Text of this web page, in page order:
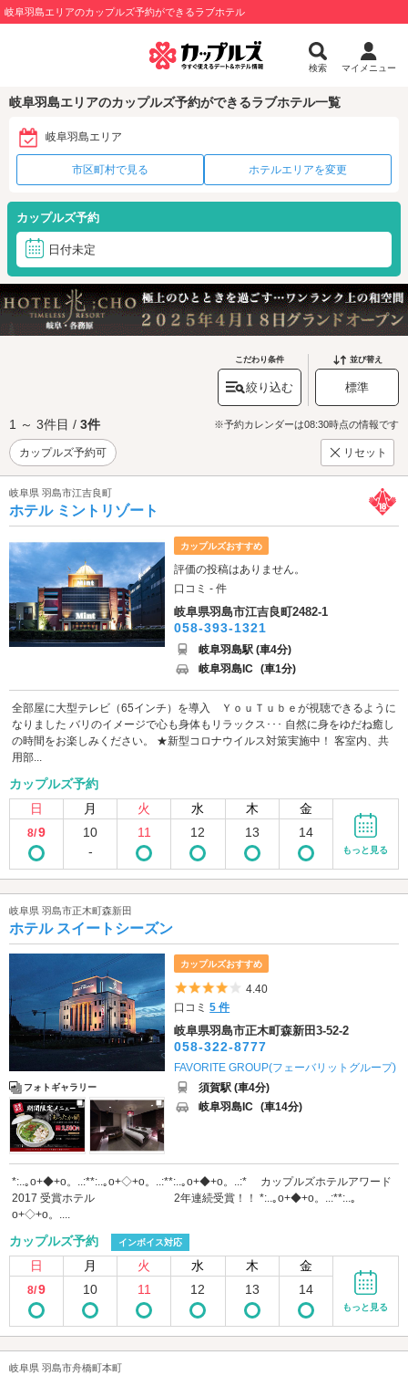
岐阜羽島エリアのカップルズ予約ができるラブホテル
検索 マイメニュー
岐阜羽島エリアのカップルズ予約ができるラブホテル一覧
岐阜羽島エリア
市区町村で見る ホテルエリアを変更
カップルズ予約
日付未定
こだわり条件
絞り込む
並び替え
標準
1 ～ 3件目 / 3件 ※予約カレンダーは08:30時点の情報です
カップルズ予約可 リセット
岐阜県 羽島市江吉良町
ホテル ミントリゾート
カップルズおすすめ
評価の投稿はありません。
口コミ - 件
岐阜県羽島市江吉良町2482-1
058-393-1321
岐阜羽島駅 (車4分)
岐阜羽島IC (車1分)
全部屋に大型テレビ（65インチ）を導入 ＹｏｕＴｕｂｅが視聴できるように
なりました バリのイメージで心も身体もリラックス･･･ 自然に身をゆだね癒し
の時間をお楽しみください。 ★新型コロナウイルス対策実施中！ 客室内、共
用部...
カップルズ予約
日
月 火 水 木 金
8/9
10
-
11 12 13 14
もっと見る
岐阜県 羽島市正木町森新田
ホテル スイートシーズン
フォトギャラリー
カップルズおすすめ
5つ星のうち4
4.40
口コミ5 件
岐阜県羽島市正木町森新田3-52-2
058-322-8777
FAVORITE GROUP(フェーバリットグループ)
須賀駅 (車4分)
岐阜羽島IC (車14分)
*:..｡o+◆+o。..:**:..｡o+◇+o。..:**:..｡o+◆+o。..:* カップルズホテルアワード
2017 受賞ホテル 2年連続受賞！！ *:..｡o+◆+o。..:**:..｡
o+◇+o。....
カップルズ予約 インボイス対応
日 月 火 水 木 金
8/9 10 11 12 13 14
もっと見る
岐阜県 羽島市舟橋町本町